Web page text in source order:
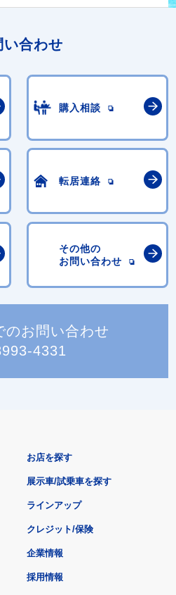
い合わせ
購入相談
転居連絡
その他の
お問い合わせ
のお問い合わせ
4331
お店を探す
展示車/試乗車を探す
ラインアップ
クレジット/保険
企業情報
採用情報